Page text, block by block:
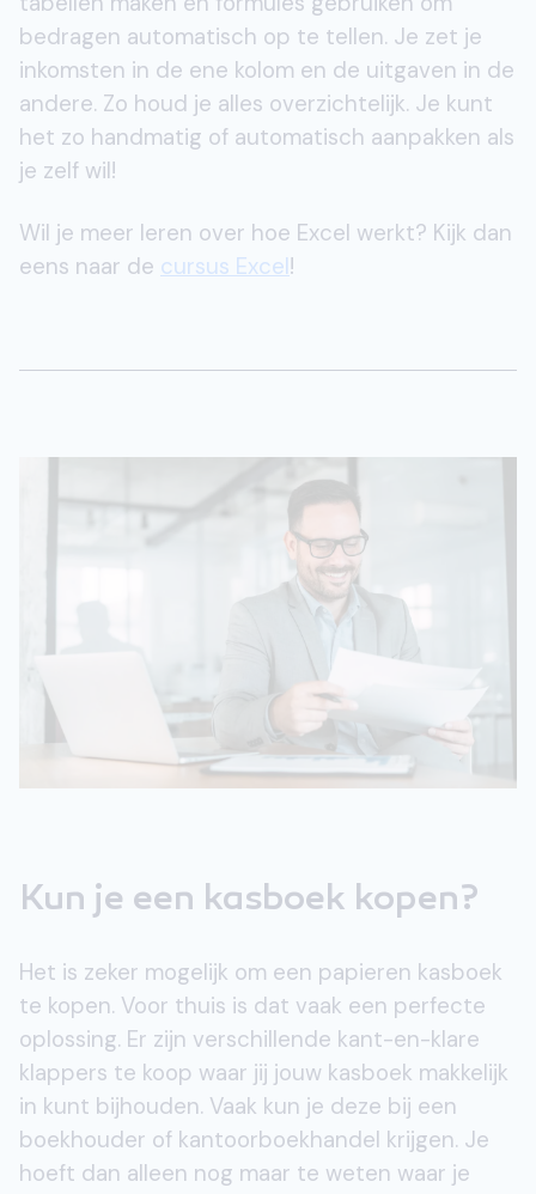
bedragen automatisch op te tellen. Je zet je
inkomsten in de ene kolom en de uitgaven in de
andere. Zo houd je alles overzichtelijk. Je kunt
het zo handmatig of automatisch aanpakken als
je zelf wil!
Wil je meer leren over hoe Excel werkt? Kijk dan
eens naar de cursus Excel!
Kun je een kasboek kopen?
Het is zeker mogelijk om een papieren kasboek
te kopen. Voor thuis is dat vaak een perfecte
oplossing. Er zijn verschillende kant-en-klare
klappers te koop waar jij jouw kasboek makkelijk
in kunt bijhouden. Vaak kun je deze bij een
boekhouder of kantoorboekhandel krijgen. Je
hoeft dan alleen nog maar te weten waar je